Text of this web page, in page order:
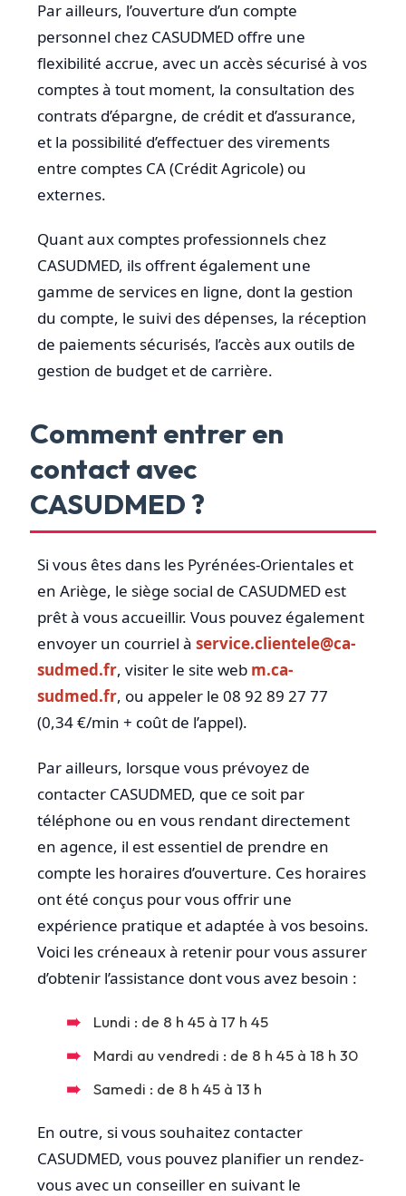
Par ailleurs, l’ouverture d’un compte
personnel chez CASUDMED offre une
flexibilité accrue, avec un accès sécurisé à vos
comptes à tout moment, la consultation des
contrats d’épargne, de crédit et d’assurance,
et la possibilité d’effectuer des virements
entre comptes CA (Crédit Agricole) ou
externes.
Quant aux comptes professionnels chez
CASUDMED, ils offrent également une
gamme de services en ligne, dont la gestion
du compte, le suivi des dépenses, la réception
de paiements sécurisés, l’accès aux outils de
gestion de budget et de carrière.
Comment entrer en
contact avec
CASUDMED ?
Si vous êtes dans les Pyrénées-Orientales et
en Ariège, le siège social de CASUDMED est
prêt à vous accueillir. Vous pouvez également
envoyer un courriel à service.clientele@ca-
sudmed.fr, visiter le site web m.ca-
sudmed.fr, ou appeler le 08 92 89 27 77
(0,34 €/min + coût de l’appel).
Par ailleurs, lorsque vous prévoyez de
contacter CASUDMED, que ce soit par
téléphone ou en vous rendant directement
en agence, il est essentiel de prendre en
compte les horaires d’ouverture. Ces horaires
ont été conçus pour vous offrir une
expérience pratique et adaptée à vos besoins.
Voici les créneaux à retenir pour vous assurer
d’obtenir l’assistance dont vous avez besoin :
Lundi : de 8 h 45 à 17 h 45
Mardi au vendredi : de 8 h 45 à 18 h 30
Samedi : de 8 h 45 à 13 h
En outre, si vous souhaitez contacter
CASUDMED, vous pouvez planifier un rendez-
vous avec un conseiller en suivant le